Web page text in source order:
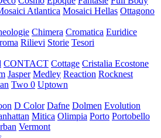
Atlantica Mosaici Hellas Ottagono
Chimera Cromatica Euridice
Rilievi Storie Tesori
CONTACT Cottage Cristalia Ecostone
Jasper Medley Reaction Rocknest
Two 0 Uptown
D Color Dafne Dolmen Evolution
Mitica Olimpia Porto Portobello
Vermont